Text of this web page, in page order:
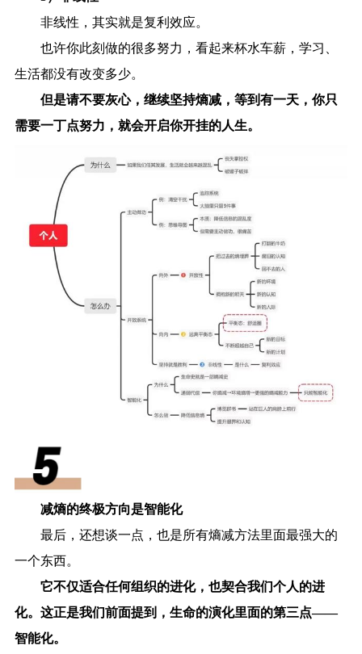
非线性，其实就是复利效应。
也许你此刻做的很多努力，看起来杯水车薪，学习、
生活都没有改变多少。
但是请不要灰心，继续坚持熵减，等到有一天，你只
需要一丁点努力，就会开启你开挂的人生。
减熵的终极方向是智能化
最后，还想谈一点，也是所有熵减方法里面最强大的
一个东西。
它不仅适合任何组织的进化，也契合我们个人的进
化。这正是我们前面提到，生命的演化里面的第三点——
智能化。